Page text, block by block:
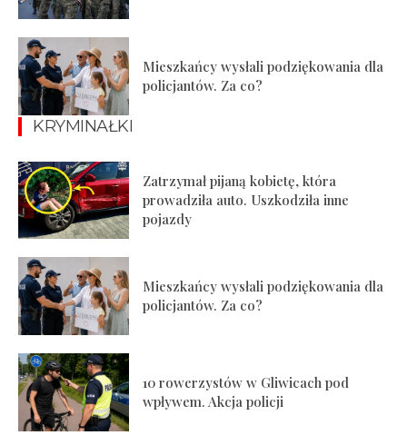
Mieszkańcy wysłali podziękowania dla
policjantów. Za co?
KRYMINAŁKI
Zatrzymał pijaną kobietę, która
prowadziła auto. Uszkodziła inne
pojazdy
Mieszkańcy wysłali podziękowania dla
policjantów. Za co?
10 rowerzystów w Gliwicach pod
wpływem. Akcja policji